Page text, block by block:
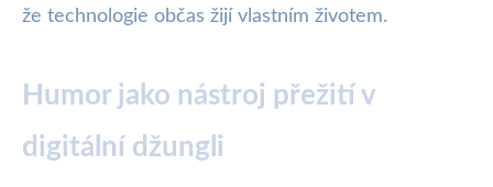
že technologie občas žijí vlastním životem.
Humor jako nástroj přežití v
digitální džungli